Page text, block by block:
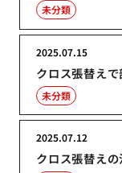
未分類
クロス張替え
2025.07.15
未分類
クロス張替え
2025.07.12